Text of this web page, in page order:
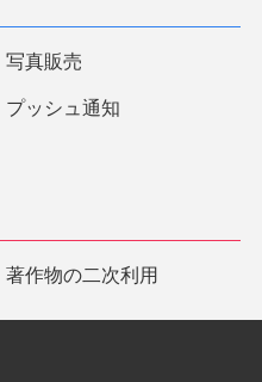
写真販売
プッシュ通知
著作物の二次利用